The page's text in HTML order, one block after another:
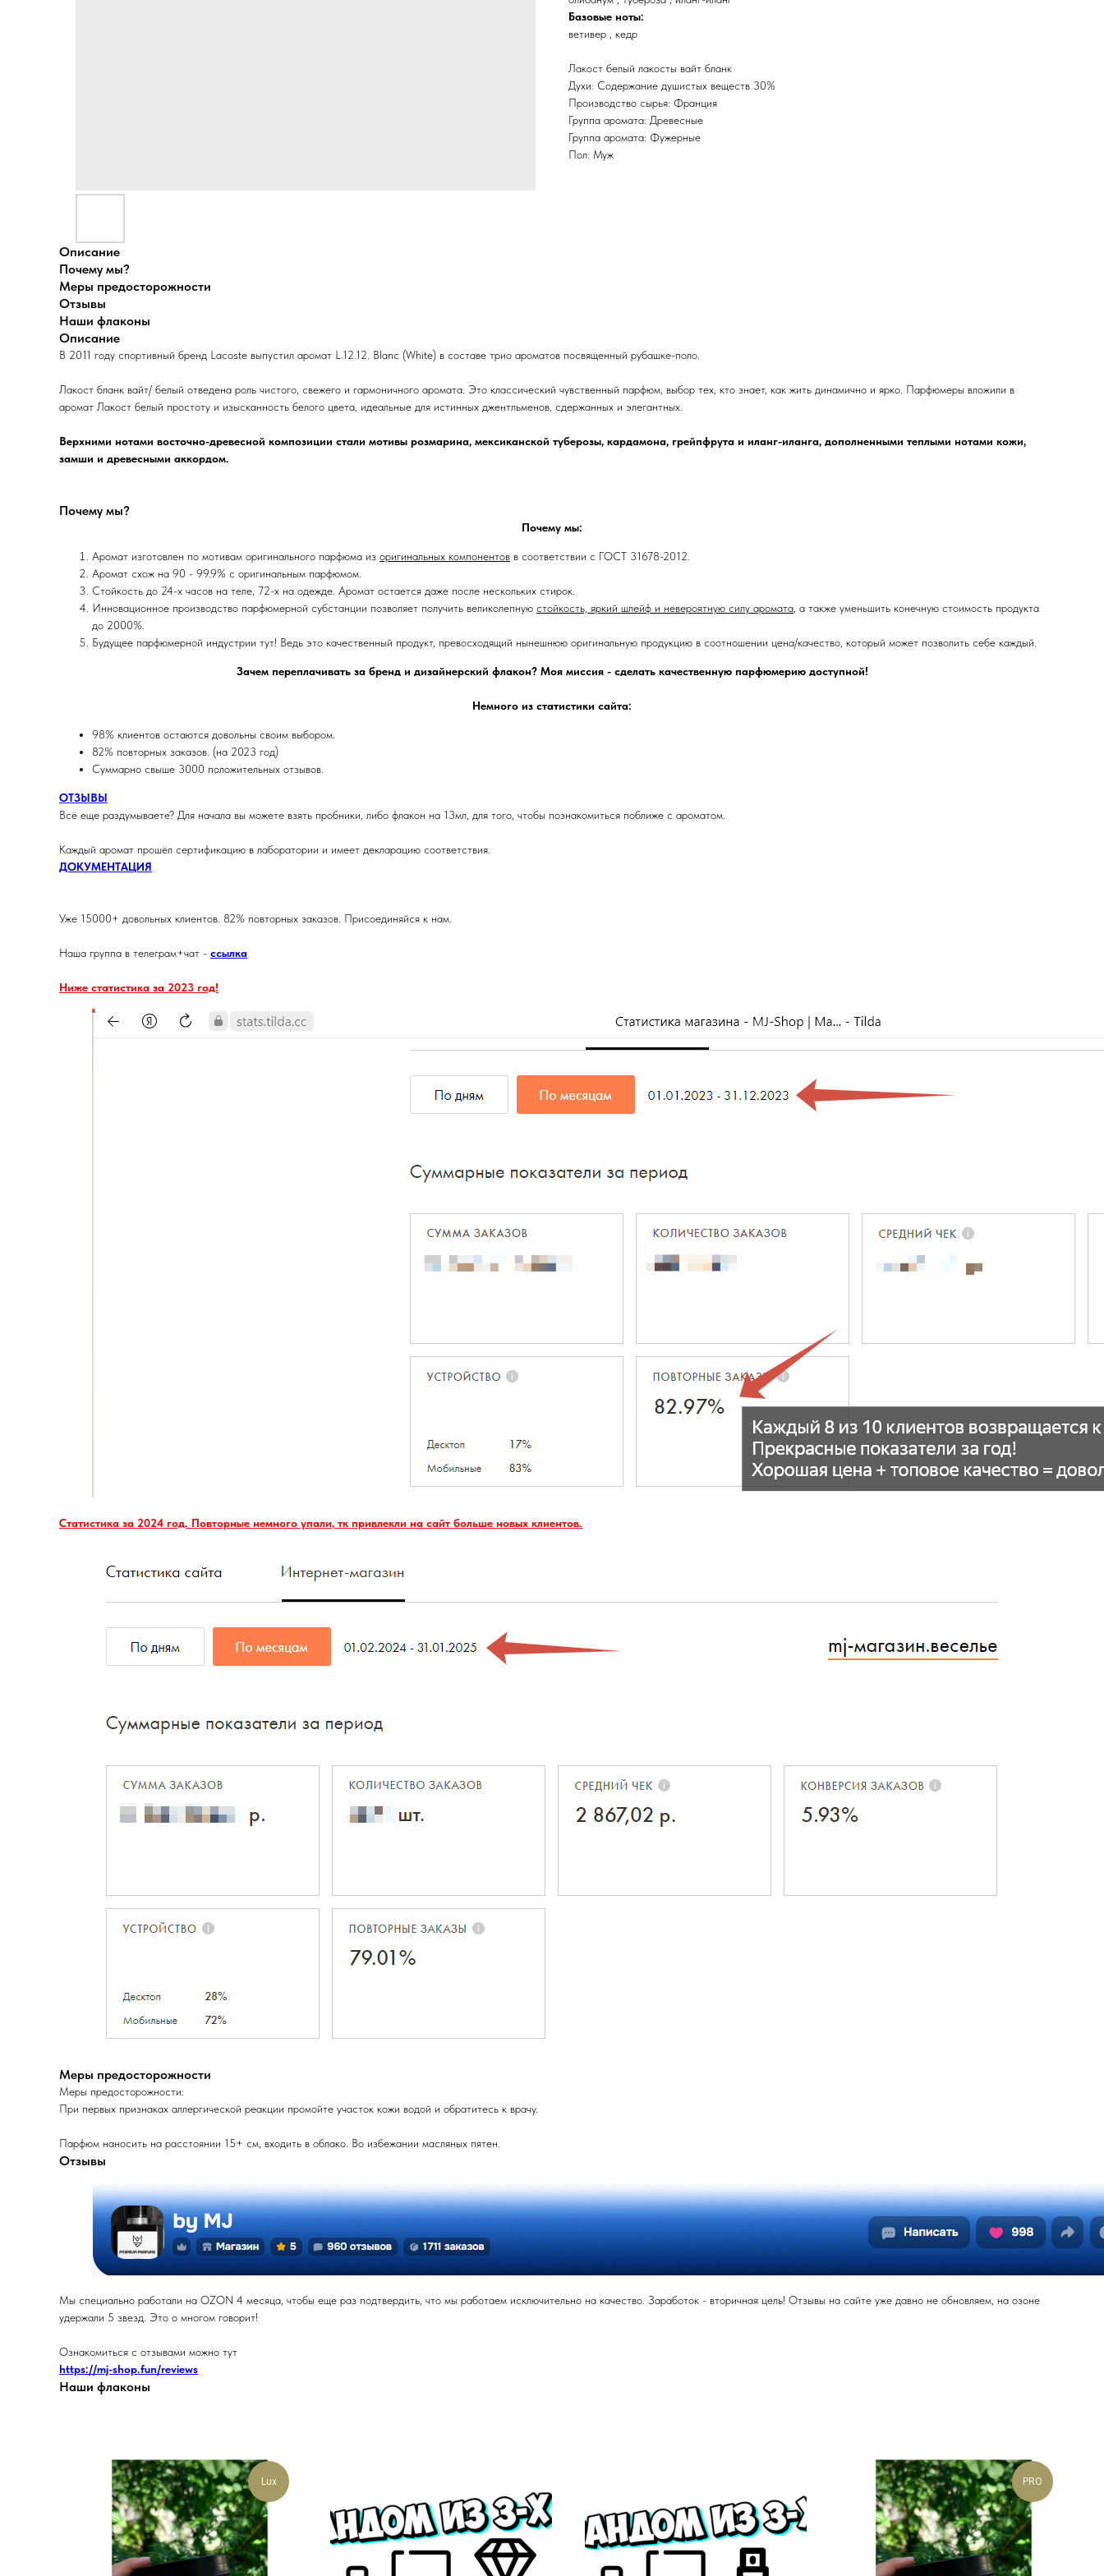
Базовые ноты:
ветивер , кедр
Лакост белый лакосты вайт бланк
Духи: Содержание душистых веществ 30%
Производство сырья: Франция
Группа аромата: Древесные
Группа аромата: Фужерные
Пол: Муж
Описание
Почему мы?
Меры предосторожности
Отзывы
Наши флаконы
Описание
В 2011 году спортивный бренд Lacoste выпустил аромат L.12.12. Blanc (White) в составе трио ароматов посвященный рубашке-поло.
Лакост бланк вайт/ белый отведена роль чистого, свежего и гармоничного аромата. Это классический чувственный парфюм, выбор тех, кто знает, как жить динамично и ярко. Парфюмеры вложили в
аромат Лакост белый простоту и изысканность белого цвета, идеальные для истинных джентльменов, сдержанных и элегантных.
Верхними нотами восточно-древесной композиции стали мотивы розмарина, мексиканской туберозы, кардамона, грейпфрута и иланг-иланга, дополненными теплыми нотами кожи,
замши и древесными аккордом.
Почему мы?
Почему мы:
Аромат изготовлен по мотивам оригинального парфюма из оригинальных компонентов в соответствии с ГОСТ 31678-2012.
Аромат схож на 90 - 99.9% с оригинальным парфюмом.
Стойкость до 24-х часов на теле, 72-х на одежде. Аромат остается даже после нескольких стирок.
Инновационное производство парфюмерной субстанции позволяет получить великолепную стойкость, яркий шлейф и невероятную силу аромата , а также уменьшить конечную стоимость продукта
до 2000%.
Будущее парфюмерной индустрии тут! Ведь это качественный продукт, превосходящий нынешнюю оригинальную продукцию в соотношении цена/качество, который может позволить себе каждый.
Зачем переплачивать за бренд и дизайнерский флакон? Моя миссия - сделать качественную парфюмерию доступной!
Немного из статистики сайта:
98% клиентов остаются довольны своим выбором.
82% повторных заказов. (на 2023 год)
Суммарно свыше 3000 положительных отзывов.
ОТЗЫВЫ
Всё еще раздумываете? Для начала вы можете взять пробники, либо флакон на 13мл, для того, чтобы познакомиться поближе с ароматом.
Каждый аромат прошёл сертификацию в лаборатории и имеет декларацию соответствия.
ДОКУМЕНТАЦИЯ
Уже 15000+ довольных клиентов. 82% повторных заказов. Присоединяйся к нам.
Наша группа в телеграм+чат - ссылка
Ниже статистика за 2023 год!
Статистика за 2024 год. Повторные немного упали, тк привлекли на сайт больше новых клиентов.
Меры предосторожности
Меры предосторожности:
При первых признаках аллергической реакции промойте участок кожи водой и обратитесь к врачу.
Парфюм наносить на расстоянии 15+ см, входить в облако. Во избежании масляных пятен.
Отзывы
Мы специально работали на OZON 4 месяца, чтобы еще раз подтвердить, что мы работаем исключительно на качество. Заработок - вторичная цель! Отзывы на сайте уже давно не обновляем, на озоне
удержали 5 звезд. Это о многом говорит!
Ознакомиться с отзывами можно тут
https://mj-shop.fun/reviews
Наши флаконы
Lux PRO